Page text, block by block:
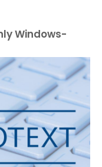
Windows-